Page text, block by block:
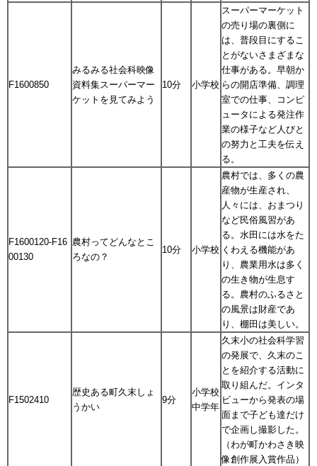
F1600850
みるみる社会科映像
資料集スーパーマー
ケットを見てみよう
10分 小学校
スーパーマーケット
の売り場の裏側に
は、普段目にするこ
とがないさまざまな
仕事がある。早朝か
らの開店準備、調理
室での仕事、コンピ
ュータによる発注作
業の様子など人びと
の努力と工夫を伝え
る。
F1600120-F16
00130
農村ってどんなとこ
ろなの？
10分 小学校
農村では、多くの農
産物が生産され、
人々には、おまつり
など民俗風習があ
る。水田には水をた
くわえる機能があ
り、農業用水は多く
の生き物が生息す
る。農村のふるさと
の風景は財産であ
り、棚田は美しい。
F1502410
歴史ある町久末しょ
うかい
9分
小学校
中学年
久末小の社会科学習
の発展で、久末のこ
とを紹介する活動に
取り組んだ。インタ
ビューから発表の場
面まで子ども達だけ
で企画し撮影した。
（わが町かわさき映
像創作展入賞作品）